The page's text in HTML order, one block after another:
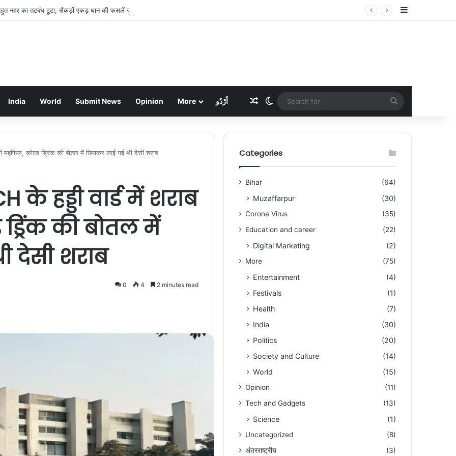
नहर का तटबंध टूटा, सैकड़ों एकड़ धान की फसलें जलमग्न; किसानों में चिंता
India World Submit News Opinion More اُرْدُو Random Article
Switch skin
for
कोल्ड ड्रिंक की बोतल में छिपाकर लाई गई थी देसी शराब
हड्डी वार्ड में शराब
की बोतल में
देसी शराब
0 4 2 minutes read
Categories
Bihar (64)
Muzaffarpur (30)
Corona Virus
(35)
Education and career
(22)
Digital Marketing (2)
More (75)
Entertainment
(4)
Festivals
(1)
Health
(7)
India
(30)
Politics
(20)
Society and Culture
(14)
World
(15)
Opinion
(11)
Tech and Gadgets
(13)
Science (1)
Uncategorized
(8)
अंतरराष्ट्रीय
(3)